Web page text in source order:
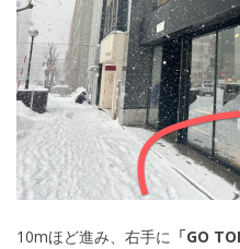
10mほど進み、右手に 「GO